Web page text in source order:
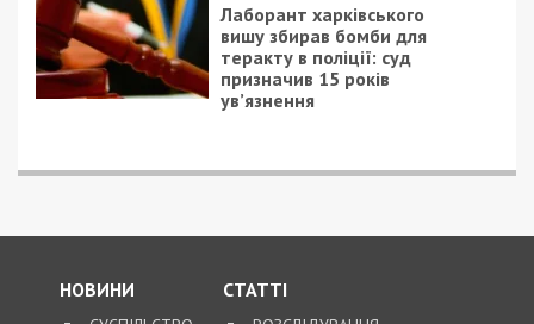
Лаборант харківського
вишу збирав бомби для
теракту в поліції: суд
призначив 15 років
ув’язнення
НОВИНИ СТАТТІ